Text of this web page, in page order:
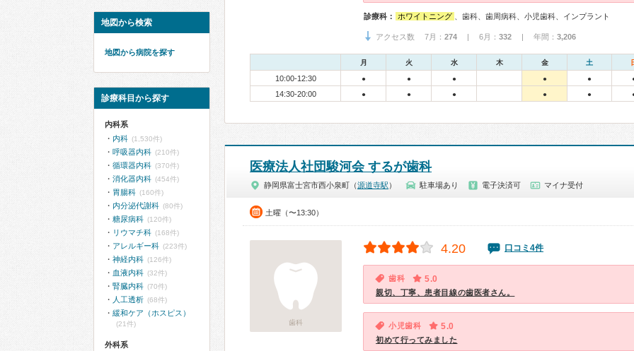
診療科： ホワイトニング 、歯科、歯周病科、小児歯科、インプラント
アクセス数 7月： 274 | 6月： 332 | 年間： 3,206
月 火 水 木 金 土
10:00-12:30 ● ● ● ● ●
14:30-20:00 ● ● ● ● ●
医療法人社団駿河会 するが歯科
静岡県富士宮市西小泉町（源道寺駅 ） 駐車場あり 電子決済可 マイナ受付
土曜（〜13:30）
歯科
4.20 口コミ4件
歯科 5.0
親切、丁寧、患者目線の歯医者さん。
小児歯科 5.0
初めて行ってみました
地図から検索
地図から病院を探す
診療科目から探す
内科系
内科 (1,530件)
呼吸器内科 (210件)
循環器内科 (370件)
消化器内科 (454件)
胃腸科 (160件)
内分泌代謝科 (80件)
糖尿病科 (120件)
リウマチ科 (168件)
アレルギー科 (223件)
神経内科 (126件)
血液内科 (32件)
腎臓内科 (70件)
人工透析 (68件)
緩和ケア（ホスピス）
(21件)
外科系